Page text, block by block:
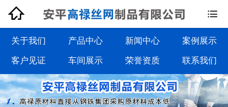
钢格板系列
钢格栅板系列
沟盖板系列
踏步板系列


关于我们 产品中心 新闻中心 案例展示
客户见证 车间展示 荣誉资质 联系我们